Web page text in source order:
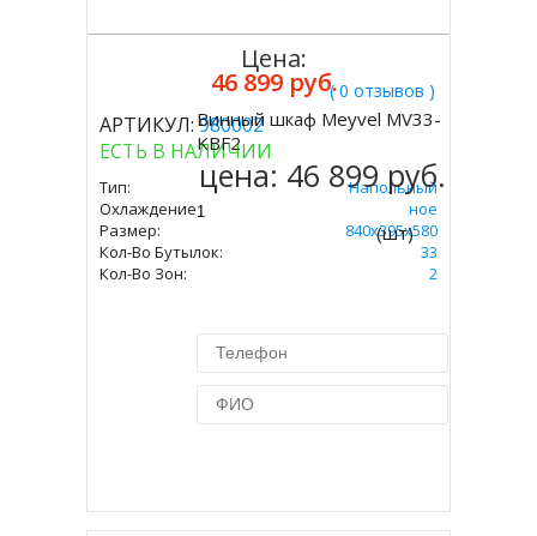
( 0 отзывов )
АРТИКУЛ:980002
ЕСТЬ В НАЛИЧИИ
Тип:
Напольный
Охлаждение:
Компрессорное
Размер:
840х395х580
Кол-Во Бутылок:
33
Кол-Во Зон:
2
Цена:
46 899 руб.
Купить
Винный шкаф Meyvel MV33-
KBF2
цена: 46 899 руб.
(шт)